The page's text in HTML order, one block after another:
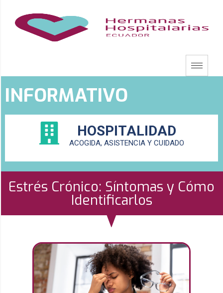
INFORMATIVO
HOSPITALIDAD
ACOGIDA, ASISTENCIA Y CUIDADO
Estrés Crónico: Síntomas y Cómo
Identificarlos